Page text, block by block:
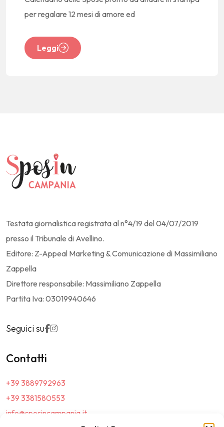
per regalare 12 mesi di amore ed
Leggi
Testata giornalistica registrata al n°4/19 del 04/07/2019
presso il Tribunale di Avellino.
Editore: Z-Appeal Marketing & Comunicazione di Massimiliano
Zappella
Direttore responsabile: Massimiliano Zappella
Partita Iva: 03019940646
Seguici su
Contatti
+39 3889792963
+39 3381580553
info@sposincampania.it